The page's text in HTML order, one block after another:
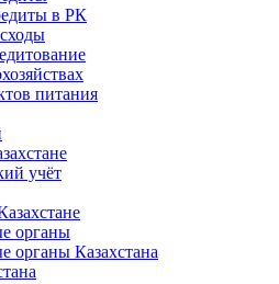
в РК
питания
учёт
органы
органы Казахстана